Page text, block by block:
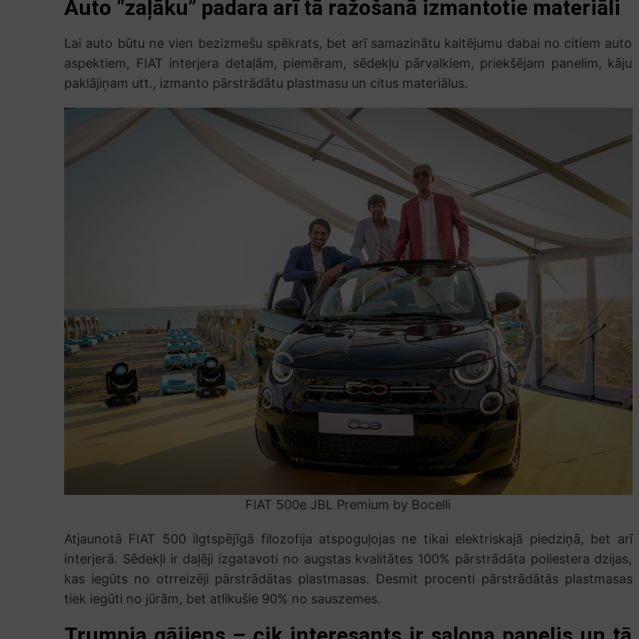
Auto “zaļāku” padara arī tā ražošanā izmantotie materiāli
Lai auto būtu ne vien bezizmešu spēkrats, bet arī samazinātu kaitējumu dabai no citiem auto
aspektiem, FIAT interjera detaļām, piemēram, sēdekļu pārvalkiem, priekšējam panelim, kāju
paklājiņam utt., izmanto pārstrādātu plastmasu un citus materiālus.
FIAT 500e JBL Premium by Bocelli
Atjaunotā FIAT 500 ilgtspējīgā filozofija atspoguļojas ne tikai elektriskajā piedziņā, bet arī
interjerā. Sēdekļi ir daļēji izgatavoti no augstas kvalitātes 100% pārstrādāta poliestera dzijas,
kas iegūts no otrreizēji pārstrādātas plastmasas. Desmit procenti pārstrādātās plastmasas
tiek iegūti no jūrām, bet atlikušie 90% no sauszemes.